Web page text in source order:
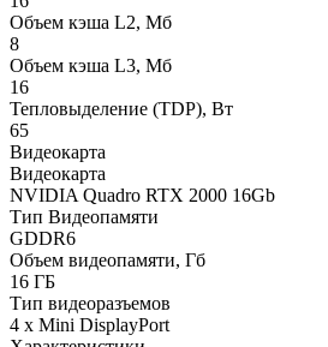
Объем кэша L2, Мб
8
Объем кэша L3, Мб
16
Тепловыделение (TDP), Вт
65
Видеокарта
Видеокарта
NVIDIA Quadro RTX 2000 16Gb
Тип Видеопамяти
GDDR6
Объем видеопамяти, Гб
16 ГБ
Тип видеоразъемов
4 x Mini DisplayPort